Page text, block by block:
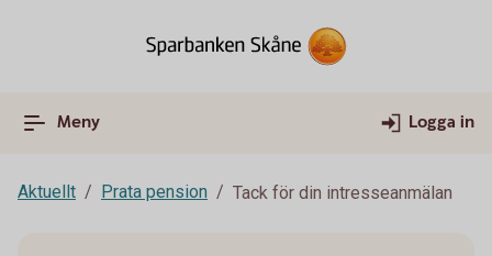
Meny Logga in
Aktuellt Prata pension Tack för din intresseanmälan